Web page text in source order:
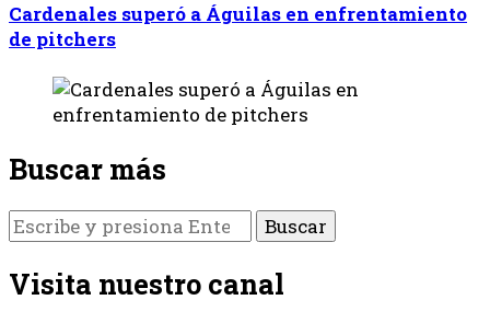
Cardenales superó a Águilas en enfrentamiento
de pitchers
Buscar más
¿Buscas
algo?
Visita nuestro canal